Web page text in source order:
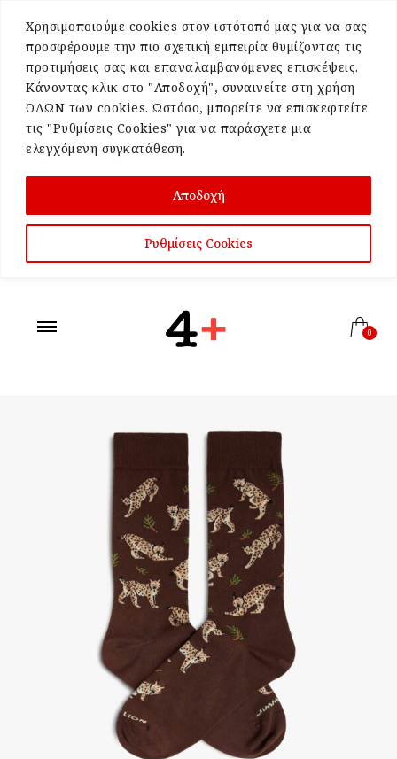
Χρησιμοποιούμε cookies στον ιστότοπό μας για να σας
προσφέρουμε την πιο σχετική εμπειρία θυμίζοντας τις
προτιμήσεις σας και επαναλαμβανόμενες επισκέψεις.
Κάνοντας κλικ στο "Αποδοχή", συναινείτε στη χρήση
ΟΛΩΝ των cookies. Ωστόσο, μπορείτε να επισκεφτείτε
τις "Ρυθμίσεις Cookies" για να παράσχετε μια
ελεγχόμενη συγκατάθεση.
Ρυθμίσεις Cookies
Αποδοχή
0